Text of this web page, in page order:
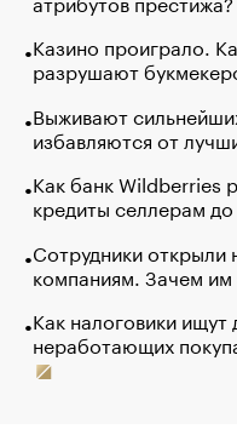
Казино проиграло.
разрушают
Выживают
избавляются от
Как банк Wildberries
кредиты селлерам
Сотрудники открыли
компаниям. Зачем им
Как налоговики ищут
неработающих